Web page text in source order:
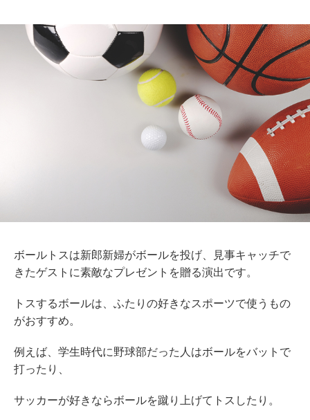
ボールトスは新郎新婦がボールを投げ、見事キャッチで
きたゲストに素敵なプレゼントを贈る演出です。
トスするボールは、ふたりの好きなスポーツで使うもの
がおすすめ。
例えば、学生時代に野球部だった人はボールをバットで
打ったり、
サッカーが好きならボールを蹴り上げてトスしたり。